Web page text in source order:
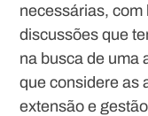
necessárias, com
discussões que
na busca de uma
que considere as
extensão e